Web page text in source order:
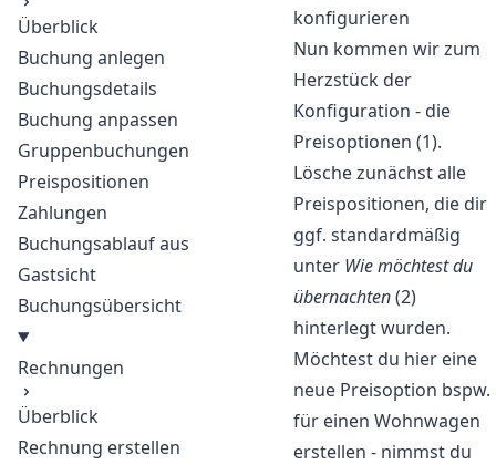
Überblick
Buchung anlegen
Buchungsdetails
Buchung anpassen
Gruppenbuchungen
Preispositionen
Zahlungen
Buchungsablauf aus
Gastsicht
Buchungsübersicht
Rechnungen
Überblick
Rechnung erstellen
konfigurieren
Nun kommen wir zum
Herzstück der
Konfiguration - die
Preisoptionen (1).
Lösche zunächst alle
Preispositionen, die dir
ggf. standardmäßig
unter Wie möchtest du
übernachten(2)
hinterlegt wurden.
Möchtest du hier eine
neue Preisoption bspw.
für einen Wohnwagen
erstellen - nimmst du